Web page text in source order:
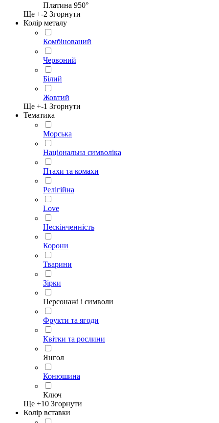
Платина 950°
Ще +-2 Згорнути
Колір металу
Комбінований
Червоний
Білий
Жовтий
Ще +-1 Згорнути
Тематика
Морська
Національна символіка
Птахи та комахи
Релігійна
Love
Нескінченність
Корони
Тварини
Зірки
Персонажі і символи
Фрукти та ягоди
Квітки та рослини
Янгол
Конюшина
Ключ
Ще +10 Згорнути
Колір вставки